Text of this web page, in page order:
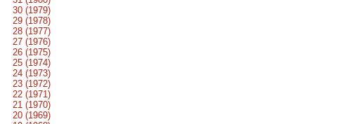
30 (1979)
29 (1978)
28 (1977)
27 (1976)
26 (1975)
25 (1974)
24 (1973)
23 (1972)
22 (1971)
21 (1970)
20 (1969)